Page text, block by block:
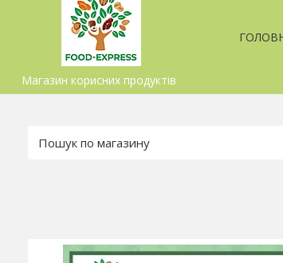
Магазин корисних продуктів